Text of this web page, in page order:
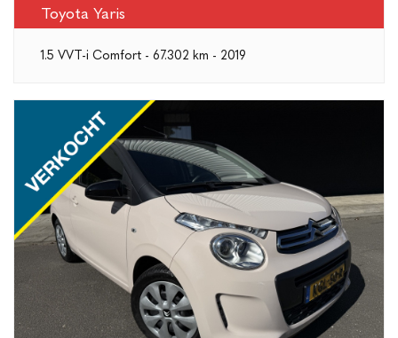
Toyota Yaris
1.5 VVT-i Comfort - 67.302 km - 2019